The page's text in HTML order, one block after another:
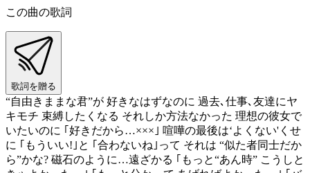
この曲の歌詞
歌詞を贈る
“自由きままな君”が 好きなはずなのに 過去､仕事､友達にヤ
キモチ 束縛したくなる それしか方法なかった 理想の彼女で
いたいのに ｢好きだから…×××｣ 喧嘩の最後は‘よくない'くせ
に ｢もういい!｣と ｢合わないね｣って それは “似た者同士だか
ら”かな? 磁石のように…遠ざかる ｢もっと“あん時” こうしと